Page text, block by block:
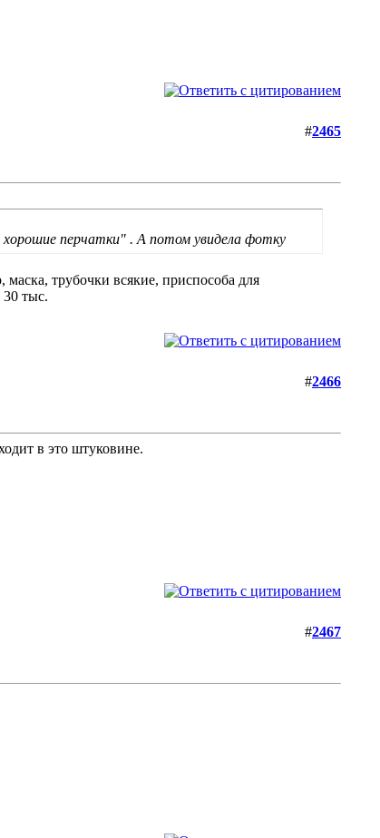
#2465
хорошие перчатки" . А потом увидела фотку
трубочки всякие, приспособа для
тыс.
#2466
в это штуковине.
#2467